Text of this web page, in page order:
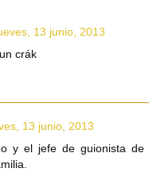
13 junio, 2013
crák
13 junio, 2013
y el jefe de guionista de